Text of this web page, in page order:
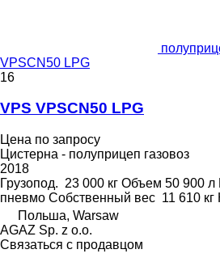
VPSCN50 LPG
16
VPS VPSCN50 LPG
Цена по запросу
Цистерна - полуприцеп газовоз
2018
Грузопод. 23 000 кг Объем 50 900 л
пневмо Собственный вес 11 610 кг
Польша, Warsaw
AGAZ Sp. z o.o.
Связаться с продавцом